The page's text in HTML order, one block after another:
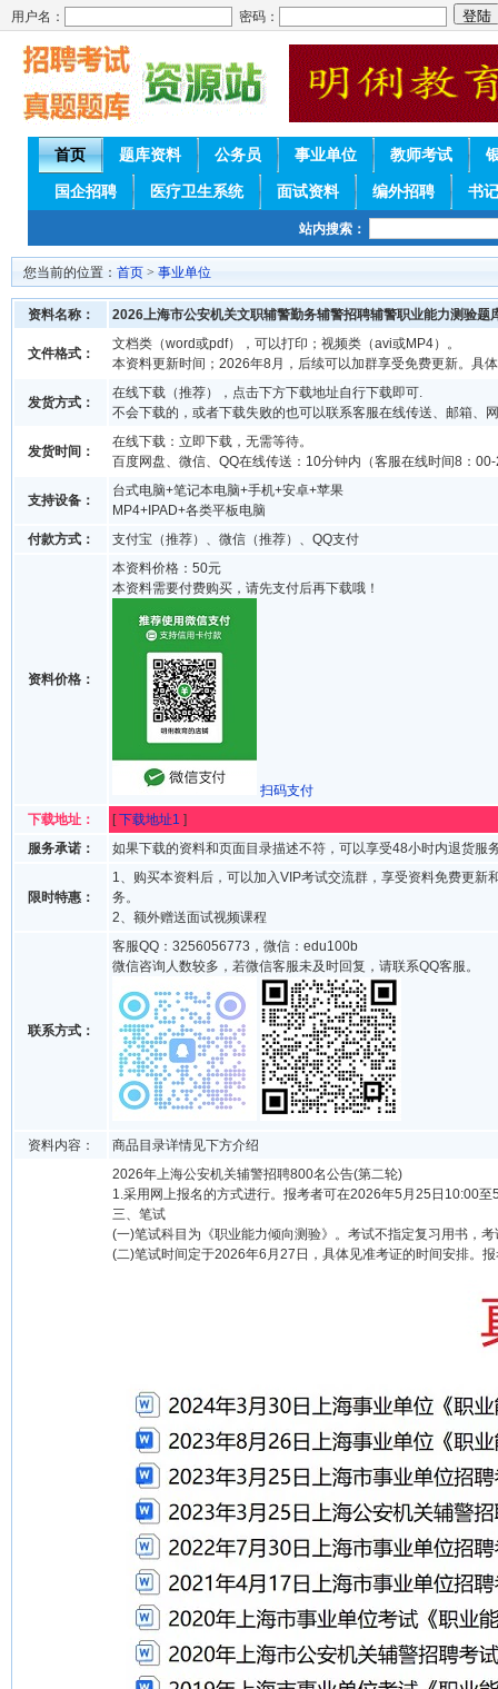
用户名： 密码：
首页 题库资料 公务员 事业单位 教师考试
国企招聘 医疗卫生系统 面试资料 编外招聘 书
站内搜索：
您当前的位置： 首页 > 事业单位
资料名称： 2026上海市公安机关文职辅警勤务辅警招聘辅警职业能力测验题
文件格式：
文档类（word或pdf），可以打印；视频类（avi或MP4）。
本资料更新时间；2026年8月，后续可以加群享受免费更新。具
发货方式：
在线下载（推荐），点击下方下载地址自行下载即可.
不会下载的，或者下载失败的也可以联系客服在线传送、邮箱、
发货时间：
在线下载：立即下载，无需等待。
百度网盘、微信、QQ在线传送：10分钟内（客服在线时间8：
支持设备：
台式电脑+笔记本电脑+手机+安卓+苹果
MP4+IPAD+各类平板电脑
付款方式：
支付宝（推荐）、微信（推荐）、QQ支付
资料价格：
本资料价格：50元
本资料需要付费购买，请先支付后再下载哦！
扫码支付
下载地址：
[下载地址1 ]
服务承诺：
如果下载的资料和页面目录描述不符，可以享受48小时内退货服
限时特惠：
1、购买本资料后，可以加入VIP考试交流群，享受资料免费更新
务。
2、额外赠送面试视频课程
联系方式：
客服QQ：3256056773，微信：edu100b
微信咨询人数较多，若微信客服未及时回复，请联系QQ客服。
资料内容：
商品目录详情见下方介绍
2026年上海公安机关辅警招聘800名公告(第二轮)
1.采用网上报名的方式进行。报考者可在2026年5月25日10:00
三、笔试
(一)笔试科目为《职业能力倾向测验》。考试不指定复习用书，
(二)笔试时间定于2026年6月27日，具体见准考证的时间安排。